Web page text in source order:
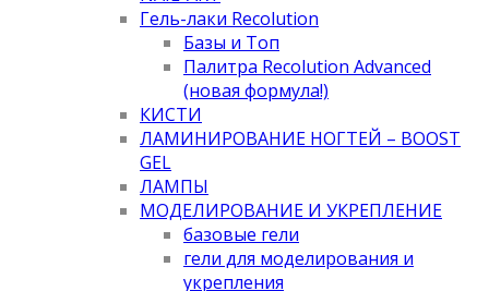
Гель-лаки Recolution
Базы и Топ
Палитра Recolution Advanced
(новая формула!)
КИСТИ
ЛАМИНИРОВАНИЕ НОГТЕЙ – BOOST
GEL
ЛАМПЫ
МОДЕЛИРОВАНИЕ И УКРЕПЛЕНИЕ
базовые гели
гели для моделирования и
укрепления